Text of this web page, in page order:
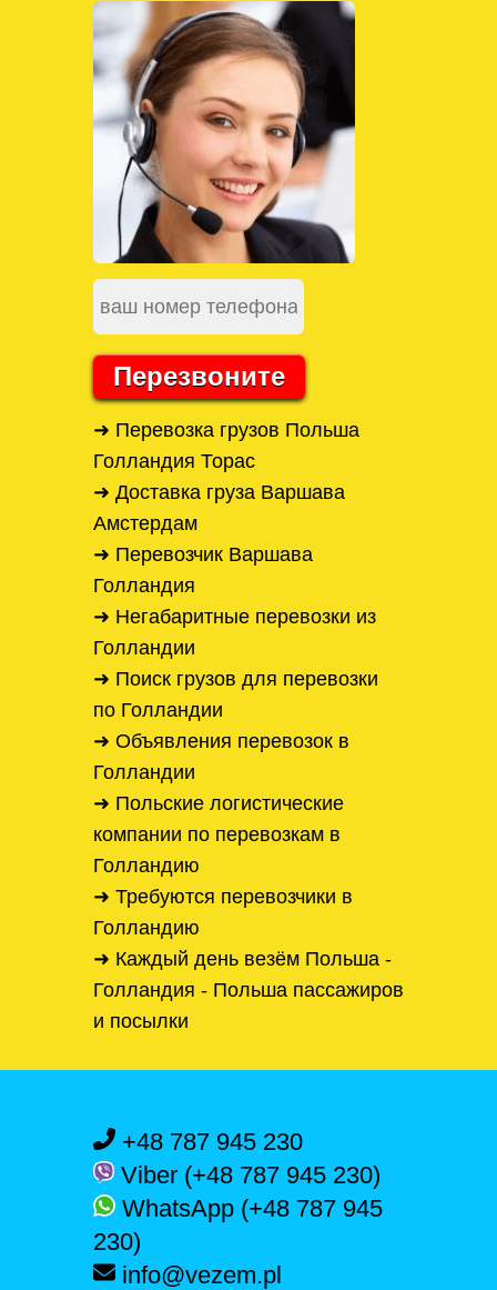
Перезвоните
➜ Перевозка грузов Польша
Голландия Торас
➜ Доставка груза Варшава
Амстердам
➜ Перевозчик Варшава
Голландия
➜ Негабаритные перевозки из
Голландии
➜ Поиск грузов для перевозки
по Голландии
➜ Объявления перевозок в
Голландии
➜ Польские логистические
компании по перевозкам в
Голландию
➜ Требуются перевозчики в
Голландию
➜ Каждый день везём Польша -
Голландия - Польша пассажиров
и посылки
+48 787 945 230
Viber (+48 787 945 230)
WhatsApp (+48 787 945
230)
info@vezem.pl